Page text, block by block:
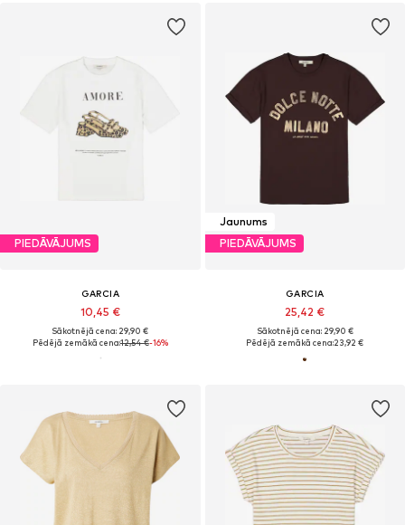
PIEDĀVĀJUMS
GARCIA
10,45 €
Sākotnējā cena: 29,90 €
Pēdējā zemākā cena:12,54 €-16%
Jaunums
PIEDĀVĀJUMS
GARCIA
25,42 €
Sākotnējā cena: 29,90 €
Pēdējā zemākā cena:23,92 €